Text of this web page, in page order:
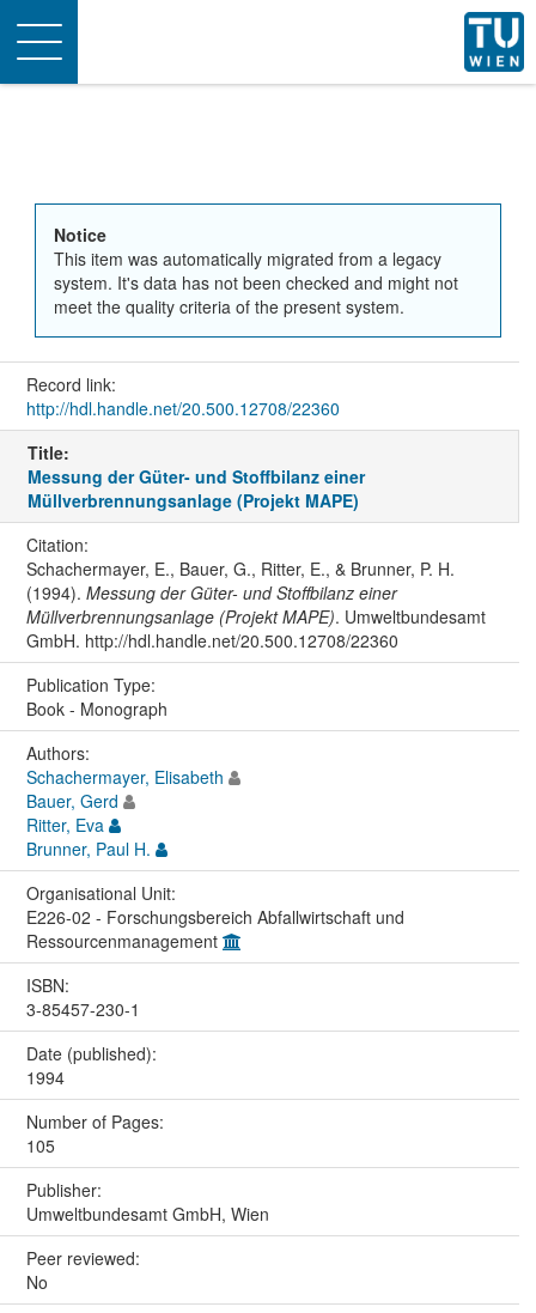
Toggle
navigation
Notice
This item was automatically migrated from a legacy
system. It's data has not been checked and might not
meet the quality criteria of the present system.
Record link:
http://hdl.handle.net/20.500.12708/22360
Title:
Messung der Güter- und Stoffbilanz einer
Müllverbrennungsanlage (Projekt MAPE)
Citation:
Schachermayer, E., Bauer, G., Ritter, E., & Brunner, P. H.
(1994). Messung der Güter- und Stoffbilanz einer
Müllverbrennungsanlage (Projekt MAPE). Umweltbundesamt
GmbH. http://hdl.handle.net/20.500.12708/22360
Publication Type:
Book - Monograph
Authors:
Schachermayer, Elisabeth
Bauer, Gerd
Ritter, Eva
Brunner, Paul H.
Organisational Unit:
E226-02 - Forschungsbereich Abfallwirtschaft und
Ressourcenmanagement
ISBN:
3-85457-230-1
Date (published):
1994
Number of Pages:
105
Publisher:
Umweltbundesamt GmbH, Wien
Peer reviewed:
No